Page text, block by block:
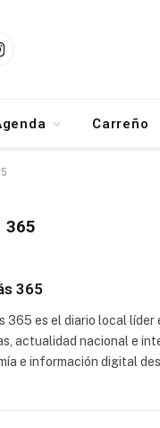
Carreño
365
365
365 es el diario local
actualidad nacional e
e información digital